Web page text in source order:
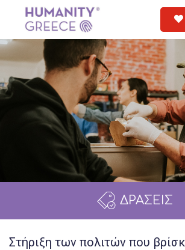
ΔΡΑΣΕΙΣ
Στήριξη των πολιτών που